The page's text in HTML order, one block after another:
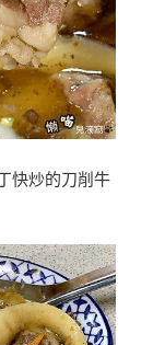
快炒的刀削牛